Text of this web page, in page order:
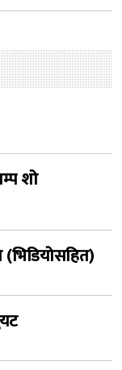
शो
(भिडियोसहित)